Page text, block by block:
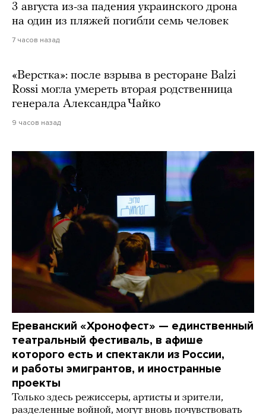
3 августа из-за падения украинского дрона
на один из пляжей погибли семь человек
7 часов назад
«Верстка»: после взрыва в ресторане Balzi
Rossi могла умереть вторая родственница
генерала Александра Чайко
9 часов назад
Ереванский «Хронофест» — единственный
театральный фестиваль, в афише
которого есть и спектакли из России,
и работы эмигрантов, и иностранные
проекты
Только здесь режиссеры, артисты и зрители,
разделенные войной, могут вновь почувствовать